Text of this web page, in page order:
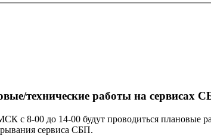
технические работы на сервисах
с 8-00 до 14-00 будут проводиться плановые
сервиса СБП.